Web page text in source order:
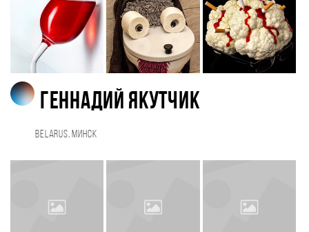
Геннадий Якутчик
Belarus, Минск